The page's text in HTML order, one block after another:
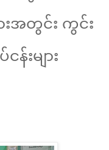
းအတွင်း ကွင်း
းများ